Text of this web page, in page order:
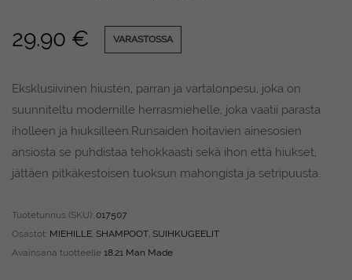
29.90 € VARASTOSSA
Eksklusiivinen hiusten, parran ja vartalonpesu, joka on
suunniteltu modernille herrasmiehelle, joka vaatii parasta
iholleen ja hiuksilleen.Runsaiden hoitavien ainesosien
ansiosta se puhdistaa tehokkaasti sekä ihon että hiukset,
jättäen pitkäkestoisen tuoksun mahongista ja setripuusta.
Tuotetunnus (SKU): 017507
Osastot: MIEHILLE, SHAMPOOT, SUIHKUGEELIT
Avainsana tuotteelle 18.21 Man Made